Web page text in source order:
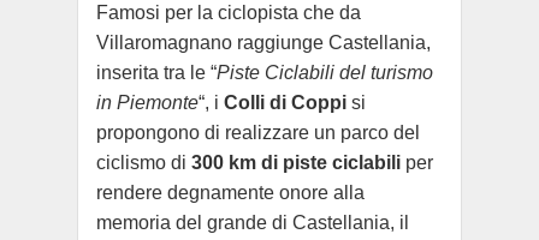
Famosi per la ciclopista che da
Villaromagnano raggiunge Castellania,
inserita tra le “Piste Ciclabili del turismo
in Piemonte“, i Colli di Coppi si
propongono di realizzare un parco del
ciclismo di 300 km di piste ciclabili per
rendere degnamente onore alla
memoria del grande di Castellania, il